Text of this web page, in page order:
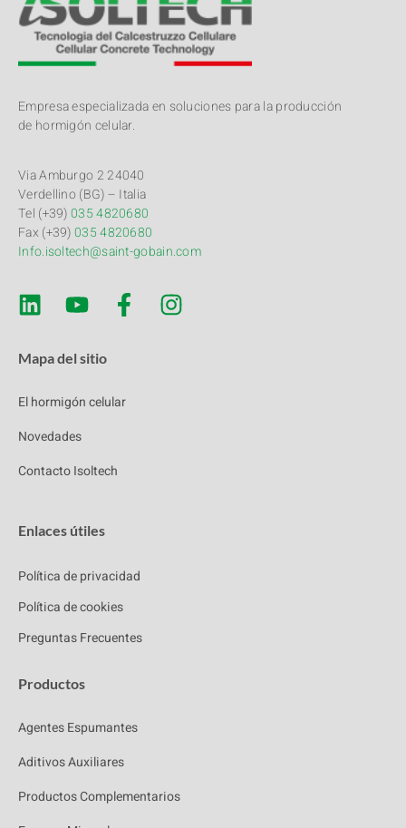
Empresa especializada en soluciones para la producción
de hormigón celular.
Via Amburgo 2 24040
Verdellino (BG) – Italia
Tel (+39)035 4820680
Fax (+39)035 4820680
Info.isoltech@saint-gobain.com
Mapa del sitio
El hormigón celular
Novedades
Contacto Isoltech
Enlaces útiles
Política de privacidad
Política de cookies
Preguntas Frecuentes
Productos
Agentes Espumantes
Aditivos Auxiliares
Productos Complementarios